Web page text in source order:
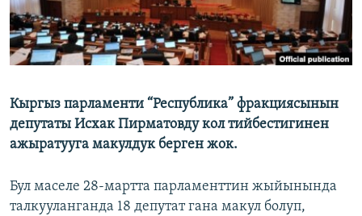
ЭЕ/АРнун бардык сайттары
Кыргыз парламенти “Республика” фракциясынын
депутаты Исхак Пирматовду кол тийбестигинен
ажыратууга макулдук берген жок.
Бул маселе 28-мартта парламенттин жыйынында
талкууланганда 18 депутат гана макул болуп,